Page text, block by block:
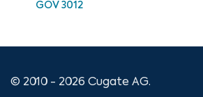
GOV 3012
© 2010 - 2026 Cugate AG.